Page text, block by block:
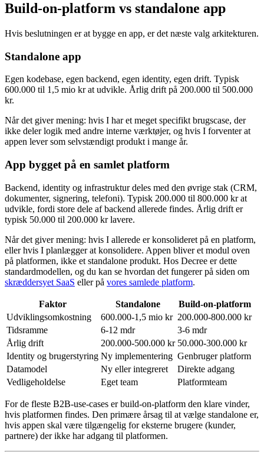
Build-on-platform vs standalone app
Hvis beslutningen er at bygge en app, er det næste valg arkitekturen.
Standalone app
Egen kodebase, egen backend, egen identity, egen drift. Typisk
600.000 til 1,5 mio kr at udvikle. Årlig drift på 200.000 til 500.000
kr.
Når det giver mening: hvis I har et meget specifikt brugscase, der
ikke deler logik med andre interne værktøjer, og hvis I forventer at
appen lever som selvstændigt produkt i mange år.
App bygget på en samlet platform
Backend, identity og infrastruktur deles med den øvrige stak (CRM,
dokumenter, signering, telefoni). Typisk 200.000 til 800.000 kr at
udvikle, fordi store dele af backend allerede findes. Årlig drift er
typisk 50.000 til 200.000 kr lavere.
Når det giver mening: hvis I allerede er konsolideret på en platform,
eller hvis I planlægger at konsolidere. Appen bliver et modul oven
på platformen, ikke et standalone produkt. Hos Decree er dette
standardmodellen, og du kan se hvordan det fungerer på siden om
skræddersyet SaaS eller på vores samlede platform.
Faktor Standalone
Build-on-platform
Udviklingsomkostning
600.000-1,5 mio kr 200.000-800.000 kr
Tidsramme
6-12 mdr
3-6 mdr
Årlig drift
200.000-500.000 kr 50.000-300.000 kr
Identity og brugerstyring Ny implementering Genbruger platform
Datamodel
Ny eller integreret
Direkte adgang
Vedligeholdelse
Eget team Platformteam
For de fleste B2B-use-cases er build-on-platform den klare vinder,
hvis platformen findes. Den primære årsag til at vælge standalone er,
hvis appen skal være tilgængelig for eksterne brugere (kunder,
partnere) der ikke har adgang til platformen.